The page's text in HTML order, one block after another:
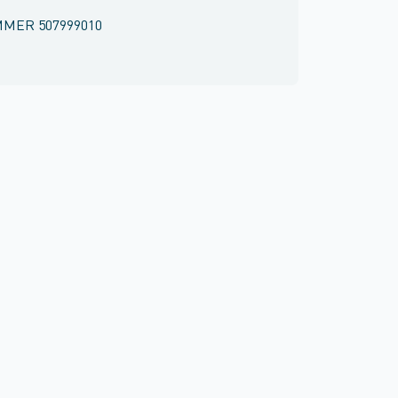
507999010